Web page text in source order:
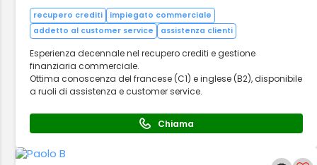
recupero crediti
impiegato commerciale
addetto al customer service
assistenza clienti
Esperienza decennale nel recupero crediti e gestione
finanziaria commerciale.
Ottima conoscenza del francese (C1) e inglese (B2), disponibile
a ruoli di assistenza e customer service.
Chiama